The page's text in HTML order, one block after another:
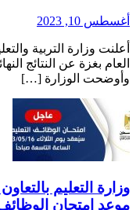
10, 2023
وزارة التربية
الوزارة […]
التعليم
امتحان الوظائف